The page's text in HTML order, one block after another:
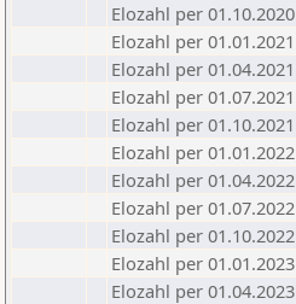
Elozahl per 01.10.2020
Elozahl per 01.01.2021
Elozahl per 01.04.2021
Elozahl per 01.07.2021
Elozahl per 01.10.2021
Elozahl per 01.01.2022
Elozahl per 01.04.2022
Elozahl per 01.07.2022
Elozahl per 01.10.2022
Elozahl per 01.01.2023
Elozahl per 01.04.2023